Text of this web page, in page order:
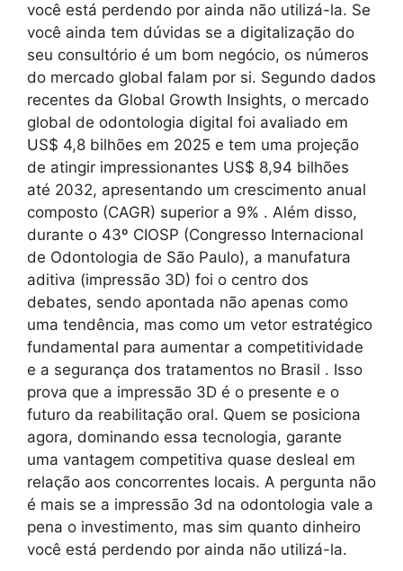
você está perdendo por ainda não utilizá-la. Se
você ainda tem dúvidas se a digitalização do
seu consultório é um bom negócio, os números
do mercado global falam por si. Segundo dados
recentes da Global Growth Insights, o mercado
global de odontologia digital foi avaliado em
US$ 4,8 bilhões em 2025 e tem uma projeção
de atingir impressionantes US$ 8,94 bilhões
até 2032, apresentando um crescimento anual
composto (CAGR) superior a 9% . Além disso,
durante o 43º CIOSP (Congresso Internacional
de Odontologia de São Paulo), a manufatura
aditiva (impressão 3D) foi o centro dos
debates, sendo apontada não apenas como
uma tendência, mas como um vetor estratégico
fundamental para aumentar a competitividade
e a segurança dos tratamentos no Brasil . Isso
prova que a impressão 3D é o presente e o
futuro da reabilitação oral. Quem se posiciona
agora, dominando essa tecnologia, garante
uma vantagem competitiva quase desleal em
relação aos concorrentes locais. A pergunta não
é mais se a impressão 3d na odontologia vale a
pena o investimento, mas sim quanto dinheiro
você está perdendo por ainda não utilizá-la.